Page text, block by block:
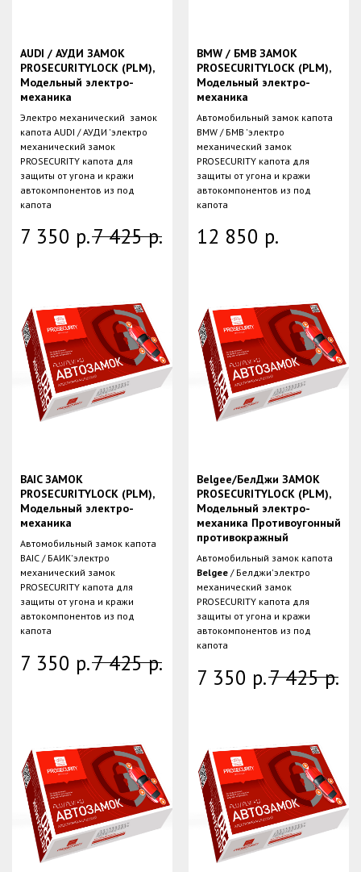
AUDI / АУДИ ЗАМОК
PROSECURITYLOCK (PLM),
Модельный электро-
механика
Электро механический замок
капота AUDI / АУДИ 'электро
механический замок
PROSECURITY капота для
защиты от угона и кражи
автокомпонентов из под
капота
7 350 р.7 425 р.
BMW / БМВ ЗАМОК
PROSECURITYLOCK (PLM),
Модельный электро-
механика
Автомобильный замок капота
BMW / БМВ 'электро
механический замок
PROSECURITY капота для
защиты от угона и кражи
автокомпонентов из под
капота
12 850 р.
BAIC ЗАМОК
PROSECURITYLOCK (PLM),
Модельный электро-
механика
Автомобильный замок капота
BAIC / БАИК'электро
механический замок
PROSECURITY капота для
защиты от угона и кражи
автокомпонентов из под
капота
7 350 р.7 425 р.
Belgee/БелДжи ЗАМОК
PROSECURITYLOCK (PLM),
Модельный электро-
механика Противоугонный
противокражный
Автомобильный замок капота
Belgee / Белджи'электро
механический замок
PROSECURITY капота для
защиты от угона и кражи
автокомпонентов из под
капота
7 350 р.7 425 р.